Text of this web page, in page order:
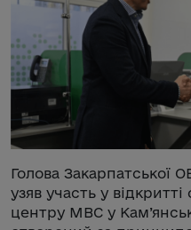
Голова Закарпатської
узяв участь у
центру МВС у